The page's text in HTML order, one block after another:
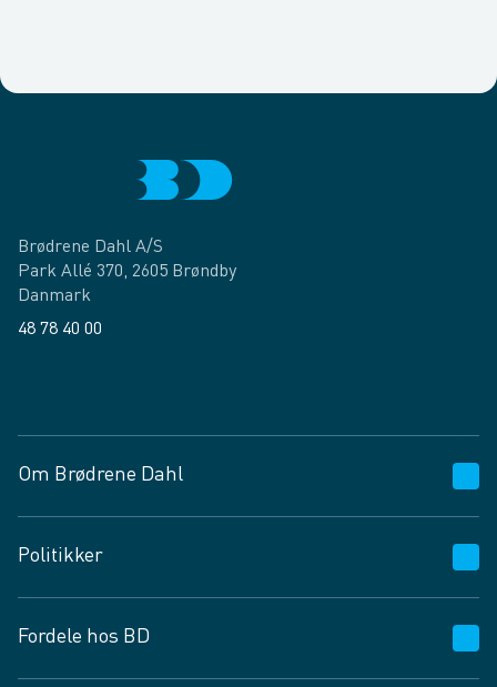
Brødrene Dahl A/S
Park Allé 370, 2605 Brøndby
Danmark
48 78 40 00
Om Brødrene Dahl
Vagttelefon 30 10 89 89
Spørgsmål og svar
Job og karriere
Fødevarekontrolrapport
Politikker
Privatlivspolitik
Fordele hos BD